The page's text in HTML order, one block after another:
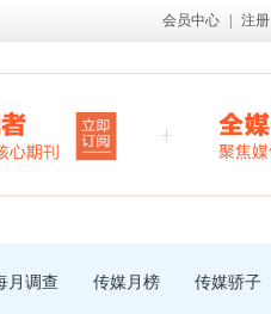
会员中心 注册
月调查 传媒月榜 传媒骄子